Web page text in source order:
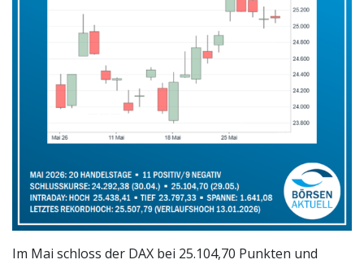
Im Mai schloss der DAX bei 25.104,70 Punkten und